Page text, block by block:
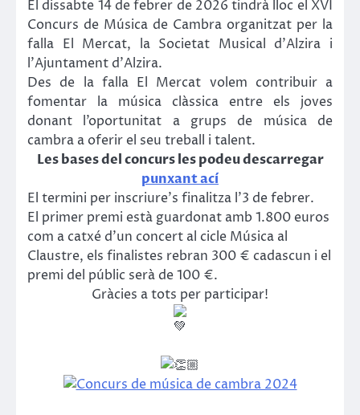
El dissabte 14 de febrer de 2026 tindrà lloc el XVI
Concurs de Música de Cambra organitzat per la
falla El Mercat, la Societat Musical d’Alzira i
l’Ajuntament d’Alzira.
Des de la falla El Mercat volem contribuir a
fomentar la música clàssica entre els joves
donant l’oportunitat a grups de música de
cambra a oferir el seu treball i talent.
Les bases del concurs les podeu descarregar
punxant ací
El termini per inscriure’s finalitza l’3 de febrer.
El primer premi està guardonat amb 1.800 euros
com a catxé d’un concert al cicle Música al
Claustre, els finalistes rebran 300 € cadascun i el
premi del públic serà de 100 €.
Gràcies a tots per participar!